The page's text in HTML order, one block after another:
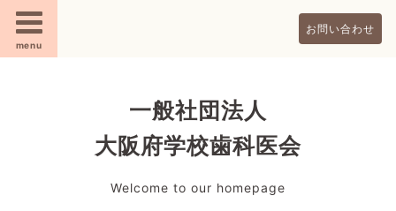
menu
お問い合わせ
一般社団法人
大阪府学校歯科医会
Welcome to our homepage